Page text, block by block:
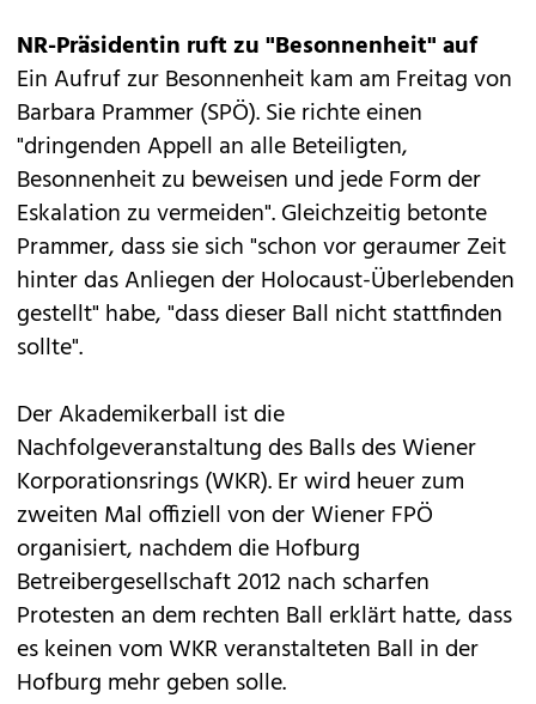
NR-Präsidentin ruft zu "Besonnenheit" auf
Ein Aufruf zur Besonnenheit kam am Freitag von
Barbara Prammer (SPÖ). Sie richte einen
"dringenden Appell an alle Beteiligten,
Besonnenheit zu beweisen und jede Form der
Eskalation zu vermeiden". Gleichzeitig betonte
Prammer, dass sie sich "schon vor geraumer Zeit
hinter das Anliegen der Holocaust-Überlebenden
gestellt" habe, "dass dieser Ball nicht stattfinden
sollte".
Der Akademikerball ist die
Nachfolgeveranstaltung des Balls des Wiener
Korporationsrings (WKR). Er wird heuer zum
zweiten Mal offiziell von der Wiener FPÖ
organisiert, nachdem die Hofburg
Betreibergesellschaft 2012 nach scharfen
Protesten an dem rechten Ball erklärt hatte, dass
es keinen vom WKR veranstalteten Ball in der
Hofburg mehr geben solle.